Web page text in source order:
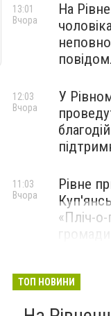
На
13:01
Вчора
У
12:03
Вчора
Рівне
«Пліч-о-
11:03
Вчора
ТОП НОВИНИ